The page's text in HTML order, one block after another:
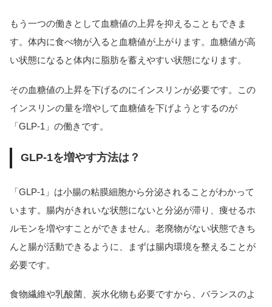
もう一つの働きとして血糖値の上昇を抑えることもできま
す。体内に食べ物が入ると血糖値が上がります。血糖値が高
い状態になると体内に脂肪を蓄えやすい状態になります。
その血糖値の上昇を下げるのにインスリンが必要です。この
インスリンの量を増やして血糖値を下げようとするのが
「GLP-1」の働きです。
GLP-1を増やす方法は？
「GLP-1」は小腸の粘膜細胞から分泌されることがわかって
います。腸内がきれいな状態にないと分泌が滞り、痩せるホ
ルモンを増やすことができません。老廃物がない状態できち
んと腸が活動できるように、まずは腸内環境を整えることが
必要です。
食物繊維や乳酸菌、炭水化物も必要ですから、バランスのよ